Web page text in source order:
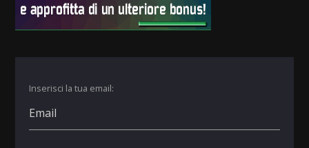
Inserisci la tua email: